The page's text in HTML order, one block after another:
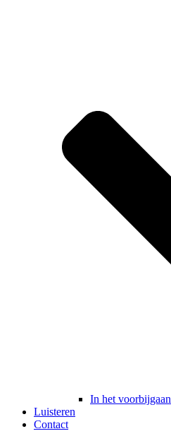
In het voorbijgaan
Luisteren
Contact